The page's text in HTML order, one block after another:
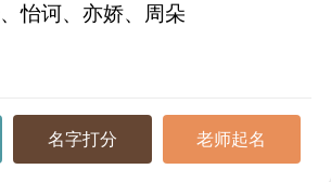
怡诃、亦娇、周朵
名字打分 老师起名